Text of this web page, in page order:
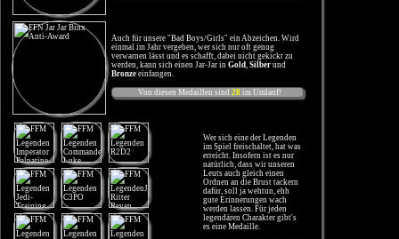
Auch für unsere "Bad Boys/Girls" ein Abzeichen. Wird
einmal im Jahr vergeben, wer sich nur oft genug
verwarnen lässt und es schafft, dabei nicht gekickt zu
werden, kann sich einen Jar-Jar in Gold Silber und
Bronze einfangen.
Von diesen Medaillen sind 28 im Umlauf!
Wer sich eine der Legenden
im Spiel freischaltet, hat was
erreicht. Insofern ist es nur
natürlich, dass wir unseren
Leuts auch gleich einen
Ordnen an die Brust tackern
dafür, soll ja wehtun, ehh
gute Erinnerungen wach
werden lassen. Für jeden
legendären Charakter gibt's
es eine Medaille.